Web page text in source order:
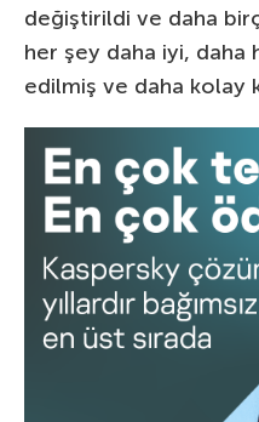
değiştirildi ve daha
her şey daha iyi, daha
edilmiş ve daha kolay